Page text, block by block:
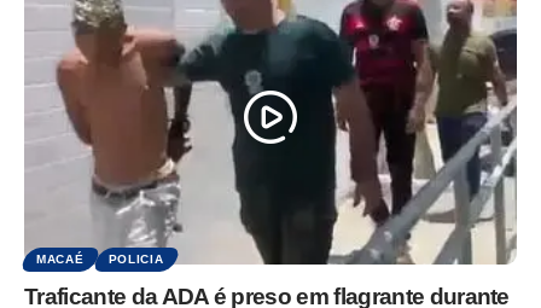
MACAÉ POLICIA
Traficante da ADA é preso em flagrante durante